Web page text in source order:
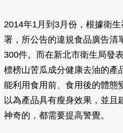
2014年1月到3月份，根據衛
署，所公告的違規食品廣告清
300件。而在新北市衛生局發
標榜山苦瓜成分健康去油的產
能利用食用前、食用後的體態
以為產品具有瘦身效果，並且
神奇的，都需要提高警覺。